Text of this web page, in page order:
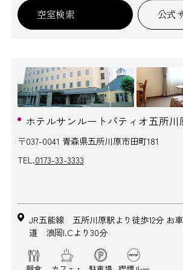
空室検索 公式
ホテルサンルートパティオ五所川
〒037-0041 青森県五所川原市田町181
TEL.0173-33-3333
JR五能線 五所川原駅より徒歩12分 お
道 浪岡I.Cより30分